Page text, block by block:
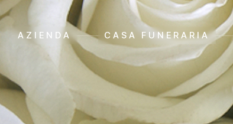
AZIENDA CASA FUNERARIA